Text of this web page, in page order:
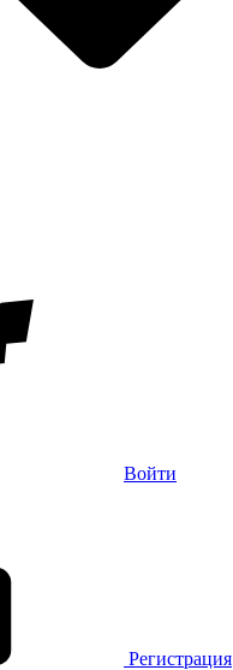
Войти
Регистрация